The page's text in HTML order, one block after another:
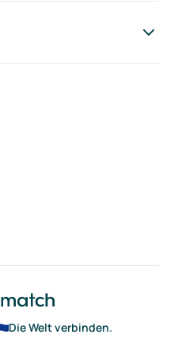
Die Welt verbinden.